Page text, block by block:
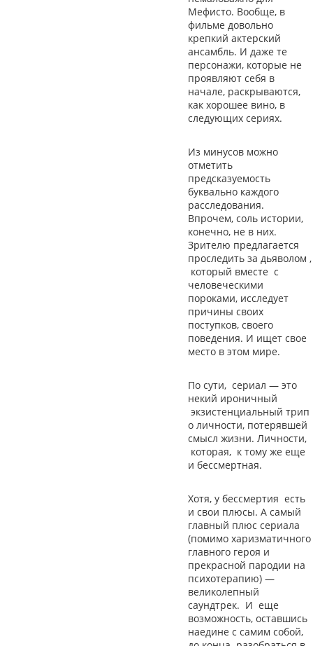
Мефисто. Вообще, в
фильме довольно
крепкий актерский
ансамбль. И даже те
персонажи, которые не
проявляют себя в
начале, раскрываются,
как хорошее вино, в
следующих сериях.
Из минусов можно
отметить
предсказуемость
буквально каждого
расследования.
Впрочем, соль истории,
конечно, не в них.
Зрителю предлагается
проследить за дьяволом ,
который вместе с
человеческими
пороками, исследует
причины своих
поступков, своего
поведения. И ищет свое
место в этом мире.
По сути, сериал — это
некий ироничный
экзистенциальный трип
о личности, потерявшей
смысл жизни. Личности,
которая, к тому же еще
и бессмертная.
Хотя, у бессмертия есть
и свои плюсы. А самый
главный плюс сериала
(помимо харизматичного
главного героя и
прекрасной пародии на
психотерапию) —
великолепный
саундтрек. И еще
возможность, оставшись
наедине с самим собой,